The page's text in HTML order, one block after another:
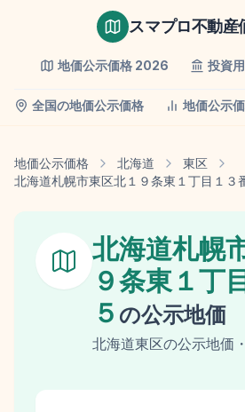
スマプロ不動産
地価公示価格 2026 投資
全国の地価公示価格 地価公示
地価公示価格 北海道
東区
北海道札幌市東区北１９条東１丁目１３
北海道札幌
９条東１丁
５ の公示地価
北海道東区の公示地価